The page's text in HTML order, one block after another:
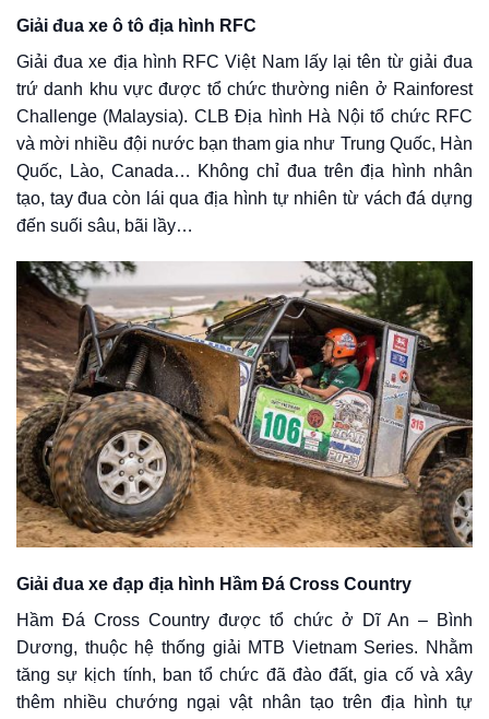
Giải đua xe ô tô địa hình RFC
Giải đua xe địa hình RFC Việt Nam lấy lại tên từ giải đua
trứ danh khu vực được tổ chức thường niên ở Rainforest
Challenge (Malaysia). CLB Địa hình Hà Nội tổ chức RFC
và mời nhiều đội nước bạn tham gia như Trung Quốc, Hàn
Quốc, Lào, Canada… Không chỉ đua trên địa hình nhân
tạo, tay đua còn lái qua địa hình tự nhiên từ vách đá dựng
đến suối sâu, bãi lầy…
Giải đua xe đạp địa hình Hầm Đá Cross Country
Hầm Đá Cross Country được tổ chức ở Dĩ An – Bình
Dương, thuộc hệ thống giải MTB Vietnam Series. Nhằm
tăng sự kịch tính, ban tổ chức đã đào đất, gia cố và xây
thêm nhiều chướng ngại vật nhân tạo trên địa hình tự